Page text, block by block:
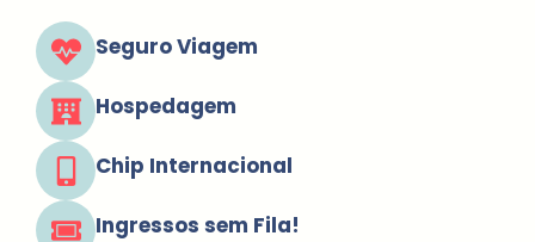
Seguro Viagem
Hospedagem
Chip Internacional
Ingressos sem Fila!